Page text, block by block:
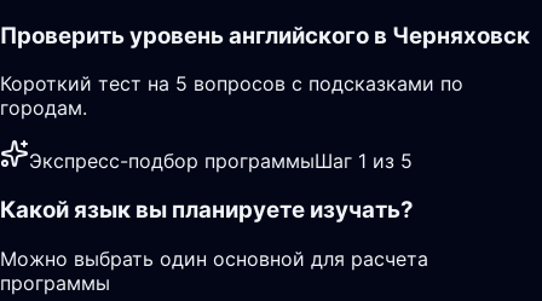
Проверить уровень английского в Черняховск
Короткий тест на 5 вопросов с подсказками по
городам.
Экспресс-подбор программыШаг 1 из 5
Какой язык вы планируете изучать?
Можно выбрать один основной для расчета
программы